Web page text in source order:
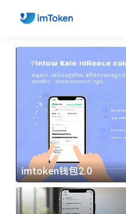
imtoken钱包2.0